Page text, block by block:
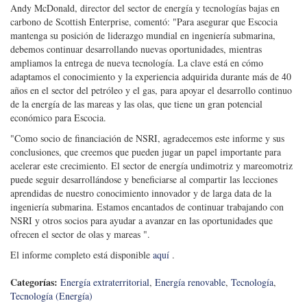
Andy McDonald, director del sector de energía y tecnologías bajas en
carbono de Scottish Enterprise, comentó: "Para asegurar que Escocia
mantenga su posición de liderazgo mundial en ingeniería submarina,
debemos continuar desarrollando nuevas oportunidades, mientras
ampliamos la entrega de nueva tecnología. La clave está en cómo
adaptamos el conocimiento y la experiencia adquirida durante más de 40
años en el sector del petróleo y el gas, para apoyar el desarrollo continuo
de la energía de las mareas y las olas, que tiene un gran potencial
económico para Escocia.
"Como socio de financiación de NSRI, agradecemos este informe y sus
conclusiones, que creemos que pueden jugar un papel importante para
acelerar este crecimiento. El sector de energía undimotriz y mareomotriz
puede seguir desarrollándose y beneficiarse al compartir las lecciones
aprendidas de nuestro conocimiento innovador y de larga data de la
ingeniería submarina. Estamos encantados de continuar trabajando con
NSRI y otros socios para ayudar a avanzar en las oportunidades que
ofrecen el sector de olas y mareas ".
El informe completo está disponible aquí .
Categorías: Energía extraterritorial, Energía renovable, Tecnología,
Tecnología (Energía)